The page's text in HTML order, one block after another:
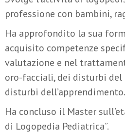
professione con bambini,
Ha approfondito la sua
acquisito competenze
valutazione e nel
oro-facciali, dei disturbi del
disturbi dell’apprendimento.
Ha concluso il Master
di Logopedia Pediatrica”.